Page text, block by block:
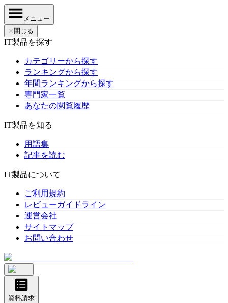
メニュー
✕ 閉じる
IT製品を探す
カテゴリーから探す
ランキングから探す
年間ランキングから探す
専門家一覧
あなたの閲覧履歴
IT製品を知る
用語集
記事を読む
IT製品について
ご利用規約
レビューガイドライン
運営会社
サイトマップ
お問い合わせ
資料請求